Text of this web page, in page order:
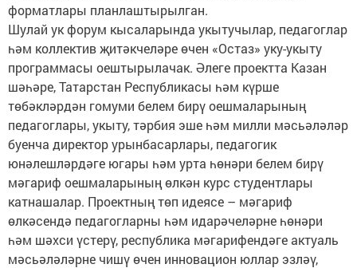
форматлары планлаштырылган.
Шулай ук форум кысаларында укытучылар, педагоглар
һәм коллектив җитәкчеләре өчен «Остаз» уку-укыту
программасы оештырылачак. Әлеге проектта Казан
шәһәре, Татарстан Республикасы һәм күрше
төбәкләрдән гомуми белем бирү оешмаларының
педагоглары, укыту, тәрбия эше һәм милли мәсьәләләр
буенча директор урынбасарлары, педагогик
юнәлешләрдәге югары һәм урта һөнәри белем бирү
мәгариф оешмаларының өлкән курс студентлары
катнашалар. Проектның төп идеясе – мәгариф
өлкәсендә педагогларны һәм идарәчеләрне һөнәри
һәм шәхси үстерү, республика мәгарифендәге актуаль
мәсьәләләрне чишү өчен инновацион юллар эзләү,